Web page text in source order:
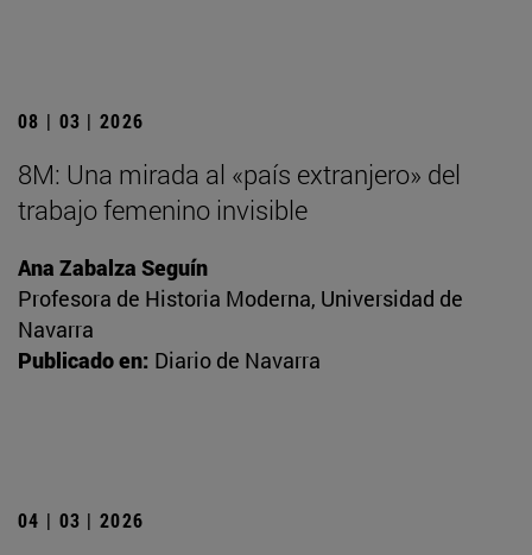
08 | 03 | 2026
8M: Una mirada al «país extranjero» del
trabajo femenino invisible
Ana Zabalza Seguín
Profesora de Historia Moderna, Universidad de
Navarra
Publicado en: Diario de Navarra
04 | 03 | 2026